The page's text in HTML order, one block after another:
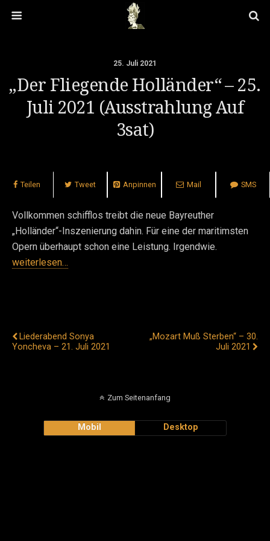
25. Juli 2021
„Der Fliegende Holländer“ – 25.
Juli 2021 (Ausstrahlung Auf
3sat)
Teilen Tweet Anpinnen Mail SMS
Vollkommen schifflos treibt die neue Bayreuther
„Holländer“-Inszenierung dahin. Für eine der maritimsten
Opern überhaupt schon eine Leistung. Irgendwie.
weiterlesen…
Liederabend Sonya
Yoncheva – 21. Juli 2021
„Mozart Muß Sterben“ – 30.
Juli 2021
Zum Seitenanfang
Mobil Desktop